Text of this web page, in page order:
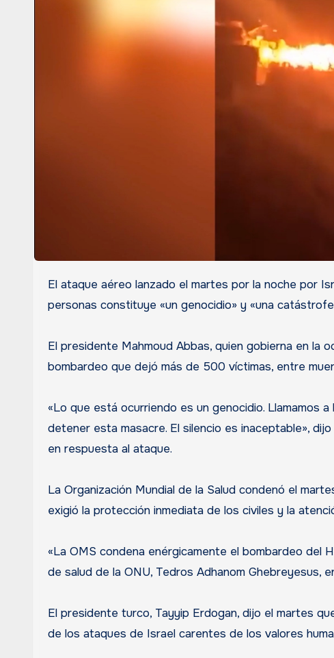
El ataque aéreo lanzado el martes por la noche por Israel a un hospital de Gaza donde murieron más de 300
personas constituye «un genocidio» y «una
El presidente Mahmoud Abbas, quien gobierna en la
bombardeo que dejó más de 500 víctimas, entre
«Lo que está ocurriendo es un genocidio. Llamamos
detener esta masacre. El silencio es inaceptable»,
en respuesta al ataque.
La Organización Mundial de la Salud condenó el
exigió la protección inmediata de los civiles y la
«La OMS condena enérgicamente el bombardeo del
de salud de la ONU, Tedros Adhanom Ghebreyesus,
El presidente turco, Tayyip Erdogan, dijo el martes
de los ataques de Israel carentes de los valores